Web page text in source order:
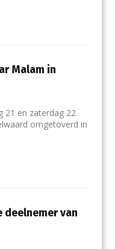
Malam in
21 en zaterdag 22
omgetoverd in
deelnemer van